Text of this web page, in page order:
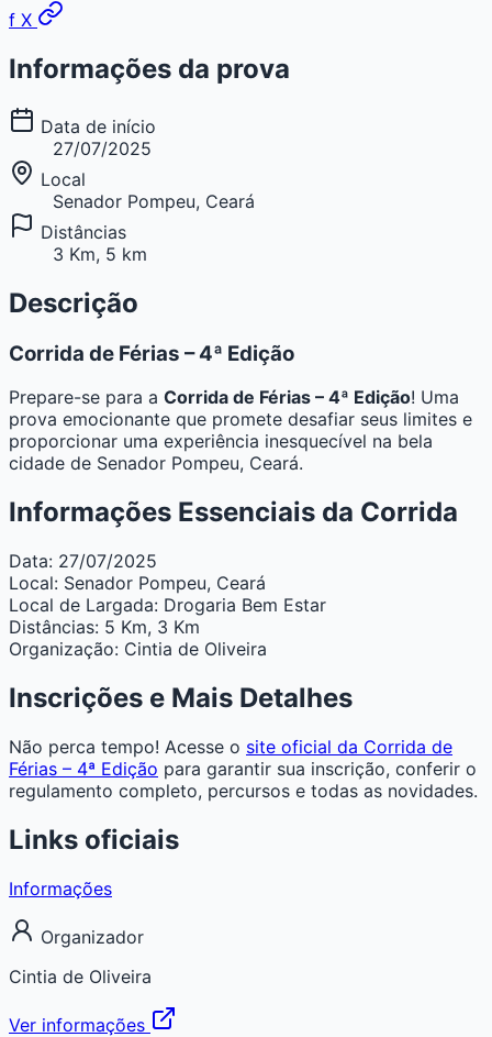
f X
Informações da prova
Data de início
27/07/2025
Local
Senador Pompeu, Ceará
Distâncias
3 Km, 5 km
Descrição
Corrida de Férias – 4ª Edição
Prepare-se para a Corrida de Férias – 4ª Edição! Uma
prova emocionante que promete desafiar seus limites e
proporcionar uma experiência inesquecível na bela
cidade de Senador Pompeu, Ceará.
Informações Essenciais da Corrida
Data: 27/07/2025
Local: Senador Pompeu, Ceará
Local de Largada: Drogaria Bem Estar
Distâncias: 5 Km, 3 Km
Organização: Cintia de Oliveira
Inscrições e Mais Detalhes
Não perca tempo! Acesse o site oficial da Corrida de
Férias – 4ª Edição para garantir sua inscrição, conferir o
regulamento completo, percursos e todas as novidades.
Links oficiais
Informações
Organizador
Cintia de Oliveira
Ver informações